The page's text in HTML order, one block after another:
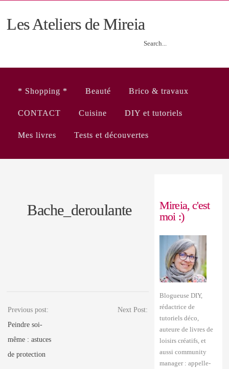
Les Ateliers de Mireia
* Shopping * Beauté Brico & travaux
CONTACT Cuisine DIY et tutoriels
Mes livres Tests et découvertes
Bache_deroulante
Previous post:
Peindre soi-
même : astuces
de protection
Next Post:
Mireia, c'est
moi :)
Blogueuse DIY,
rédactrice de
tutoriels déco,
auteure de livres de
loisirs créatifs, et
aussi community
manager : appelle-